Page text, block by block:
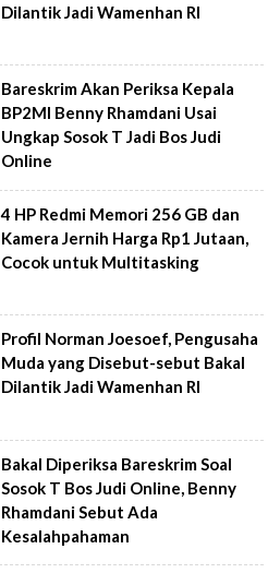
Dilantik Jadi Wamenhan RI
Bareskrim Akan Periksa Kepala
BP2MI Benny Rhamdani Usai
Ungkap Sosok T Jadi Bos Judi
Online
4 HP Redmi Memori 256 GB dan
Kamera Jernih Harga Rp1 Jutaan,
Cocok untuk Multitasking
Profil Norman Joesoef, Pengusaha
Muda yang Disebut-sebut Bakal
Dilantik Jadi Wamenhan RI
Bakal Diperiksa Bareskrim Soal
Sosok T Bos Judi Online, Benny
Rhamdani Sebut Ada
Kesalahpahaman